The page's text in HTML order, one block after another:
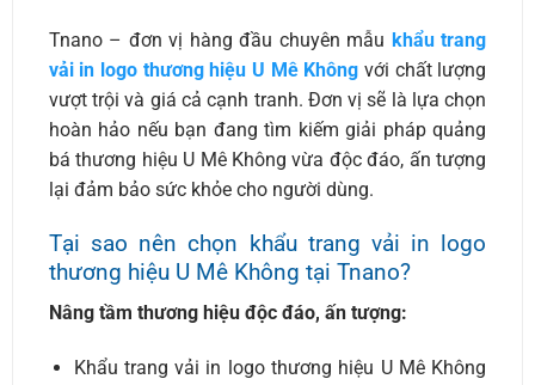
Tnano – đơn vị hàng đầu chuyên mẫu khẩu trang
vải in logo thương hiệu U Mê Không với chất lượng
vượt trội và giá cả cạnh tranh. Đơn vị sẽ là lựa chọn
hoàn hảo nếu bạn đang tìm kiếm giải pháp quảng
bá thương hiệu U Mê Không vừa độc đáo, ấn tượng
lại đảm bảo sức khỏe cho người dùng.
Tại sao nên chọn khẩu trang vải in logo
thương hiệu U Mê Không tại Tnano?
Nâng tầm thương hiệu độc đáo, ấn tượng:
Khẩu trang vải in logo thương hiệu U Mê Không